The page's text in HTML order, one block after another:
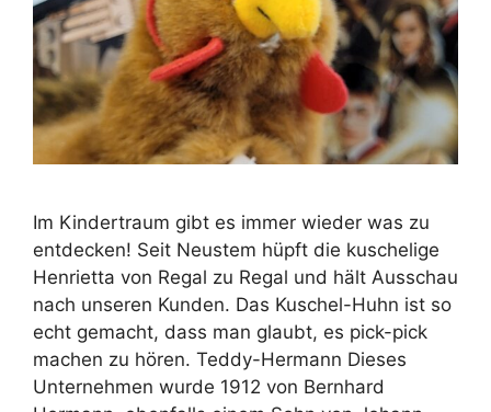
Im Kindertraum gibt es immer wieder was zu
entdecken! Seit Neustem hüpft die kuschelige
Henrietta von Regal zu Regal und hält Ausschau
nach unseren Kunden. Das Kuschel-Huhn ist so
echt gemacht, dass man glaubt, es pick-pick
machen zu hören. Teddy-Hermann Dieses
Unternehmen wurde 1912 von Bernhard